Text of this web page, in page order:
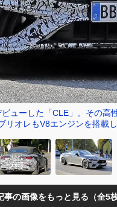
ューした「CLE」。その
リオレもV8エンジンを搭載
事の画像をもっと見る（全5枚